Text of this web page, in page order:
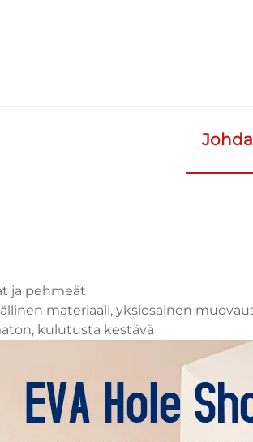
ja pehmeät
materiaali, yksiosainen
kulutusta kestävä